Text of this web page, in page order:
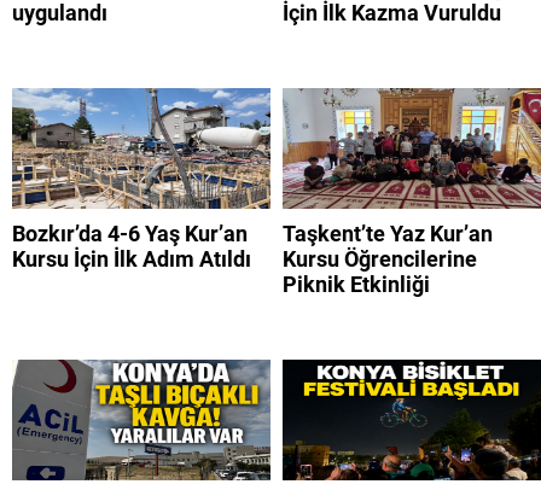
uygulandı
İçin İlk Kazma Vuruldu
Bozkır’da 4-6 Yaş Kur’an
Kursu İçin İlk Adım Atıldı
Taşkent’te Yaz Kur’an
Kursu Öğrencilerine
Piknik Etkinliği